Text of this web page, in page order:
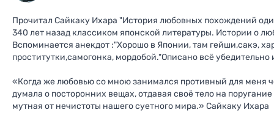
Прочитал Сайкаку Ихара "История любовных похождений
340 лет назад классиком японской литературы. Истории о
Вспоминается анекдот :"Хорошо в Японии, там гейши,сакэ,
проститутки,самогонка, мордобой."Описано всё
«Когда же любовью со мною занимался противный для меня
думала о посторонних вещах, отдавая своё тело на поругание
мутная от нечистоты нашего суетного мира.» Сайкаку Ихара